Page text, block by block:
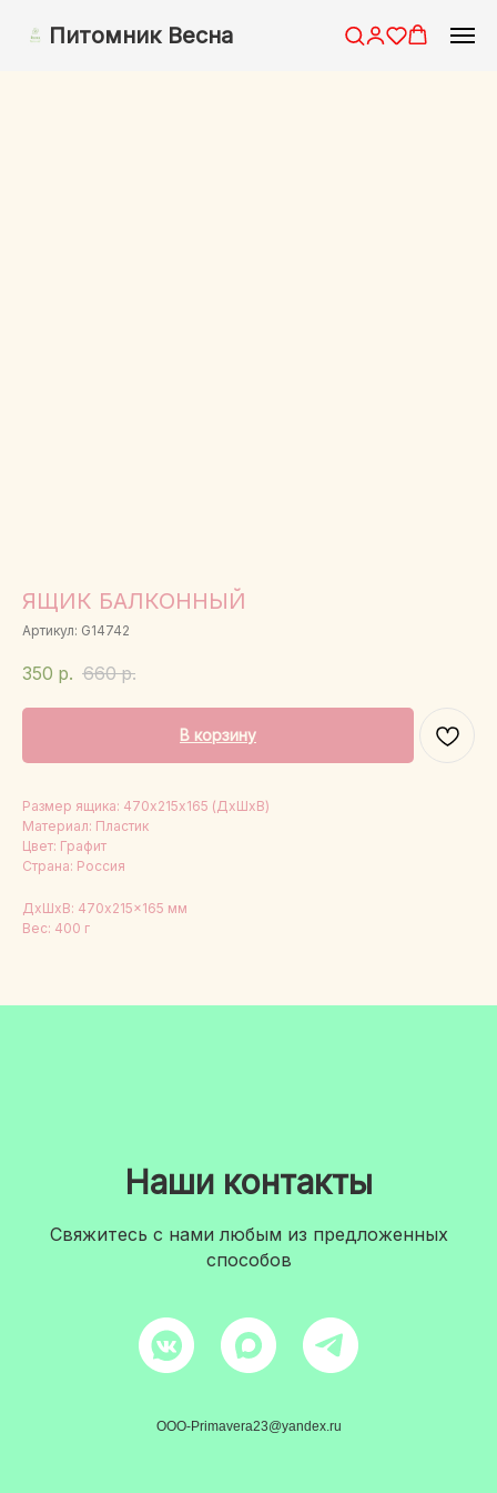
Питомник Весна
ЯЩИК БАЛКОННЫЙ
Артикул: G14742
350 р. 660 р.
В корзину
Размер ящика: 470х215х165 (ДхШхВ)
Материал: Пластик
Цвет: Графит
Страна: Россия
ДxШxВ: 470x215x165 мм
Вес: 400 г
Наши контакты
Свяжитесь с нами любым из предложенных
способов
OOO-Primavera23@yandex.ru